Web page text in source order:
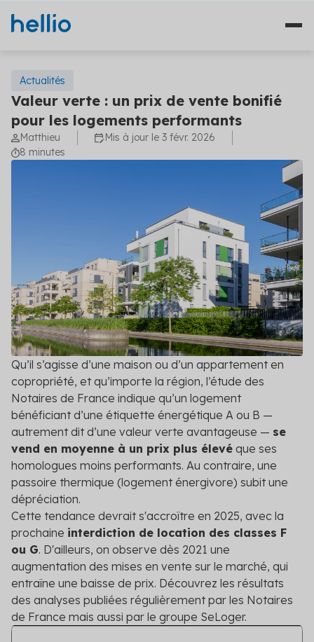
Nos solutions
Études
Fourniture d'énergie
Solutions diagnostics (4)
DPE/PPT
Le DPE et PPT sont obligatoires : mettez vos
copropriétés en conformité
Amélioration DPE
Quittez le statut de passoire thermique et évitez
l’interdiction de location
Audit énergétique
Réalisez votre audit et définissez les meilleurs
scénarios de travaux
Diagnostic technique global
Assurez la pérennité de votre copropriété avec un
diagnostic complet et adapté
Voir toutes les solutions
Voir toutes nos solutions
Blog
Contact
Actualités
Valeur verte : un prix de vente bonifié
pour les logements performants
Matthieu
Mis à jour le 3 févr. 2026
8 minutes
Qu’il s’agisse d’une maison ou d’un appartement en
copropriété, et qu’importe la région, l’étude des
Notaires de France indique qu’un logement
bénéficiant d’une étiquette énergétique A ou B —
autrement dit d’une valeur verte avantageuse — se
vend en moyenne à un prix plus élevé que ses
homologues moins performants. Au contraire, une
passoire thermique (logement énergivore) subit une
dépréciation.
Cette tendance devrait s'accroître en 2025, avec la
prochaine interdiction de location des classes F
ou G. D'ailleurs, on observe dès 2021 une
augmentation des mises en vente sur le marché, qui
entraîne une baisse de prix. Découvrez les résultats
des analyses publiées régulièrement par les Notaires
de France mais aussi par le groupe SeLoger.